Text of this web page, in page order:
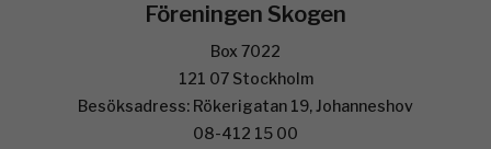
Föreningen Skogen
Box 7022
121 07 Stockholm
Besöksadress: Rökerigatan 19, Johanneshov
08-412 15 00